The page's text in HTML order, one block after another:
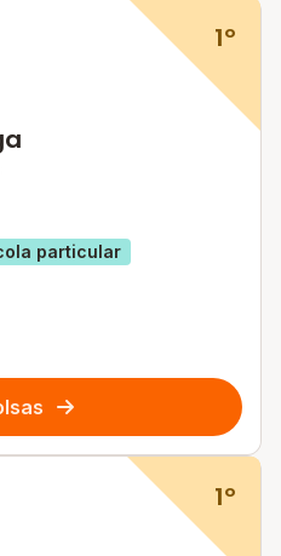
1º
particular
1º